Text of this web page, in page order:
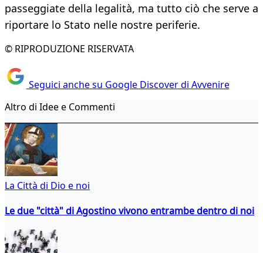
passeggiate della legalità, ma tutto ciò che serve a
riportare lo Stato nelle nostre periferie.
© RIPRODUZIONE RISERVATA
Seguici anche su Google Discover di Avvenire
Altro di Idee e Commenti
La Città di Dio e noi
Le due "città" di Agostino vivono entrambe dentro di noi